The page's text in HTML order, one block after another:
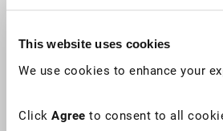
This website uses cookies
We use cookies to enhance your
Click Agree to consent to all